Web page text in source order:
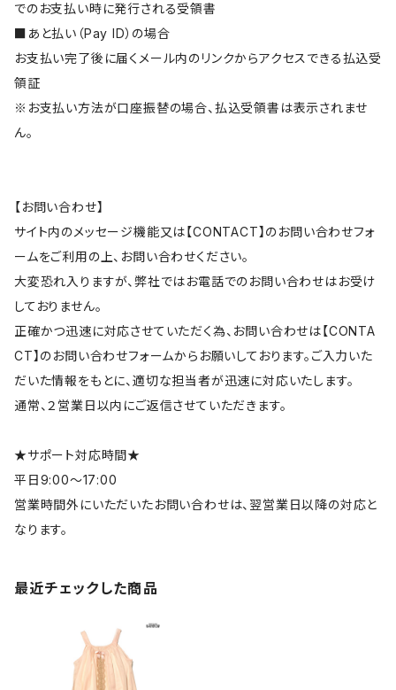
でのお支払い時に発行される受領書
■あと払い（Pay ID）の場合
お支払い完了後に届くメール内のリンクからアクセスできる払込受
領証
※お支払い方法が口座振替の場合、払込受領書は表示されませ
ん。
【お問い合わせ】
サイト内のメッセージ機能又は【CONTACT】のお問い合わせフォ
ームをご利用の上、お問い合わせください。
大変恐れ入りますが、弊社ではお電話でのお問い合わせはお受け
しておりません。
正確かつ迅速に対応させていただく為、お問い合わせは【CONTA
CT】のお問い合わせフォームからお願いしております。ご入力いた
だいた情報をもとに、適切な担当者が迅速に対応いたします。
通常、２営業日以内にご返信させていただきます。
★サポート対応時間★
平日9:00～17:00
営業時間外にいただいたお問い合わせは、翌営業日以降の対応と
なります。
最近チェックした商品